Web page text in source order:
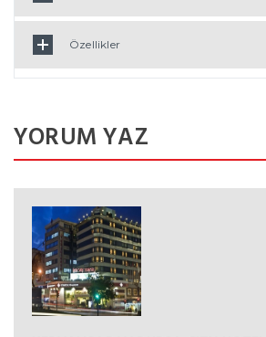
Özellikler
YORUM YAZ